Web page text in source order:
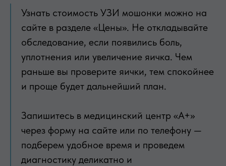
Узнать стоимость УЗИ мошонки можно на
сайте в разделе «Цены». Не откладывайте
обследование, если появились боль,
уплотнения или увеличение яичка. Чем
раньше вы проверите яички, тем спокойнее
и проще будет дальнейший план.
Запишитесь в медицинский центр «А+»
через форму на сайте или по телефону —
подберем удобное время и проведем
диагностику деликатно и